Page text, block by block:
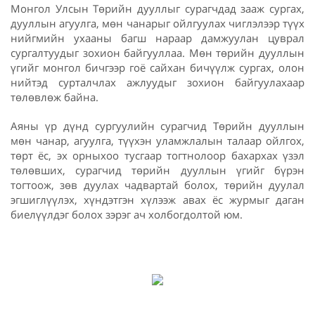
Монгол Улсын Төрийн дууллыг сурагчдад зааж сургах,
дууллын агуулга, мөн чанарыг ойлгуулах чиглэлээр түүх
нийгмийн ухааны багш нараар дамжуулан цуврал
сургалтуудыг зохион байгууллаа. Мөн төрийн дууллын
үгийг монгол бичгээр гоё сайхан бичүүлж сургах, олон
нийтэд сурталчлах ажлуудыг зохион байгуулахаар
төлөвлөж байна.
Аяны үр дүнд сургуулийн сурагчид Төрийн дууллын
мөн чанар, агуулга, түүхэн уламжлалын талаар ойлгох,
төрт ёс, эх орныхоо тусгаар тогтнолоор бахархах үзэл
төлөвших, сурагчид төрийн дууллын үгийг бүрэн
тогтоож, зөв дуулах чадвартай болох, төрийн дуулал
эгшиглүүлэх, хүндэтгэн хүлээж авах ёс журмыг даган
биелүүлдэг болох зэрэг ач холбогдолтой юм.